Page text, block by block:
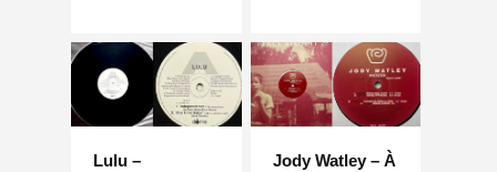
Lulu –
Jody Watley – À